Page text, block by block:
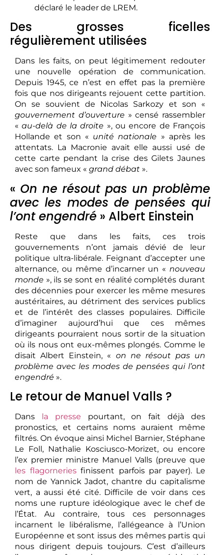
déclaré le leader de LREM.
Des grosses ficelles
régulièrement utilisées
Dans les faits, on peut légitimement redouter
une nouvelle opération de communication.
Depuis 1945, ce n’est en effet pas la première
fois que nos dirigeants rejouent cette partition.
On se souvient de Nicolas Sarkozy et son «
gouvernement d’ouverture » censé rassembler
«au-delà de la droite », ou encore de François
Hollande et son « unité nationale » après les
attentats. La Macronie avait elle aussi usé de
cette carte pendant la crise des Gilets Jaunes
avec son fameux « grand débat ».
« On ne résout pas un problème
avec les modes de pensées qui
l’ont engendré » Albert Einstein
Reste que dans les faits, ces trois
gouvernements n’ont jamais dévié de leur
politique ultra-libérale. Feignant d’accepter une
alternance, ou même d’incarner un « nouveau
monde », ils se sont en réalité complétés durant
des décennies pour exercer les même mesures
austéritaires, au détriment des services publics
et de l’intérêt des classes populaires. Difficile
d’imaginer aujourd’hui que ces mêmes
dirigeants pourraient nous sortir de la situation
où ils nous ont eux-mêmes plongés. Comme le
disait Albert Einstein, « on ne résout pas un
problème avec les modes de pensées qui l’ont
engendré ».
Le retour de Manuel Valls ?
Dans la presse pourtant, on fait déjà des
pronostics, et certains noms auraient même
filtrés. On évoque ainsi Michel Barnier, Stéphane
Le Foll, Nathalie Kosciusco-Morizet, ou encore
l’ex premier ministre Manuel Valls (preuve que
les flagorneriesfinissent parfois par payer). Le
nom de Yannick Jadot, chantre du capitalisme
vert, a aussi été cité. Difficile de voir dans ces
noms une rupture idéologique avec le chef de
l’État. Au contraire, tous ces personnages
incarnent le libéralisme, l’allégeance à l’Union
Européenne et sont issus des mêmes partis qui
nous dirigent depuis toujours. C’est d’ailleurs